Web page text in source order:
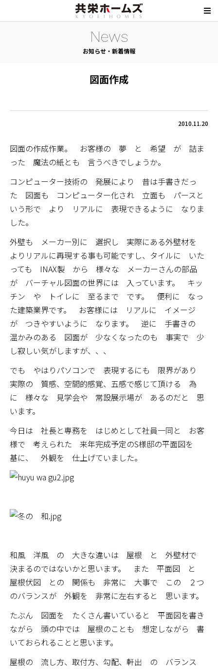
News
お知らせ・新着情報
図面作成
2010.11.20
図面の作成作業。 お客様の 夢 と 希望 が 詰ま
った 魔法の紙とも 言うべきでしょうか。
コンピューター技術の 発展により 昔は手書きだっ
た 図面も コンピューター化され 立面も パースと
いう形で より リアルに 表現できるように なりま
した。
外壁も メーカー別に 選択し 実際にある外壁材を
よりリアルに再現する事も可能ですし、タイルに いた
っても INAX製 から 様々な メーカーさんの部品
が バーチャル図面の世界には 入っています。 キッ
チン や トイレに 至るまで です。 便利に なっ
た建築業界です。 お客様には リアルに イメージ
が つきやすいように なります。 逆に 手書きの
温かみのある 図面が 少なくなったのも 事実で 少
し寂しい気がしますが、、、
でも やはりパソコンで 表現するにも 限界があり
実際の 質感、空間的感覚、五感で感じて頂ける 為
に 様々な 見学会や 常設展示場が あるのだと 思
います。
今日は 社長と専務を はじめとして社員一同と お客
様で 考えられた 来年完成予定のS様邸の平面図を
基に、 外観を 仕上げていました。
和風 洋風 の 大きな違いは 屋根 と 外壁材で
決まるのではないかと思います。 また 平面図 と
屋根伏図 との 関係も 非常に 大事で この ２つ
のバランスが 外観を 非常に左右すると 思います。
たぶん 図面を たくさん書いていると 平面図を書き
ながら 頭の中では 屋根のことも 想定しながら 書
いておられることと思います。
屋根の 流し方、取付方、勾配、軒出 の バランス